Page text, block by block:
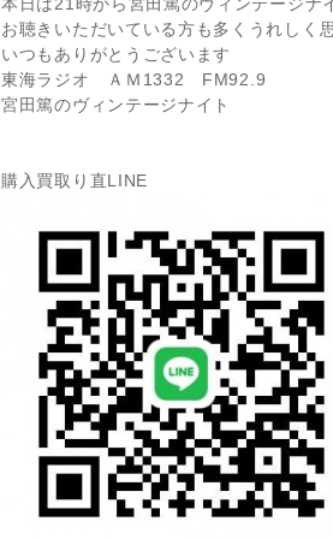
お聴きいただいている方も多くうれしく
いつもありがとうございます
東海ラジオ ＡＭ1332 FM92.9
宮田篤のヴィンテージナイト
購入買取り直LINE